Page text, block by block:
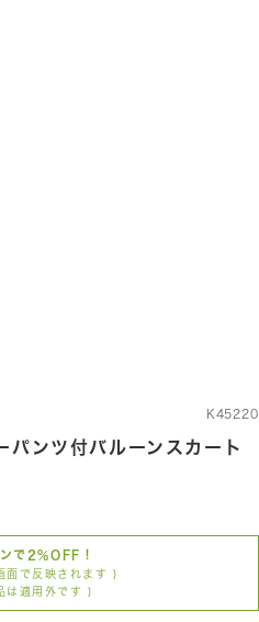
K45220
ンツ付バルーンスカート
で2%OFF！
面で反映されます )
は適用外です )